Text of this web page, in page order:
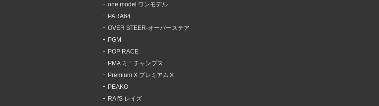
one model ワンモデル
PARA64
OVER STEER-オーバーステア
PGM
POP RACE
PMA ミニチャンプス
Premium X プレミアムⅩ
PEAKO
RAI'S レイズ